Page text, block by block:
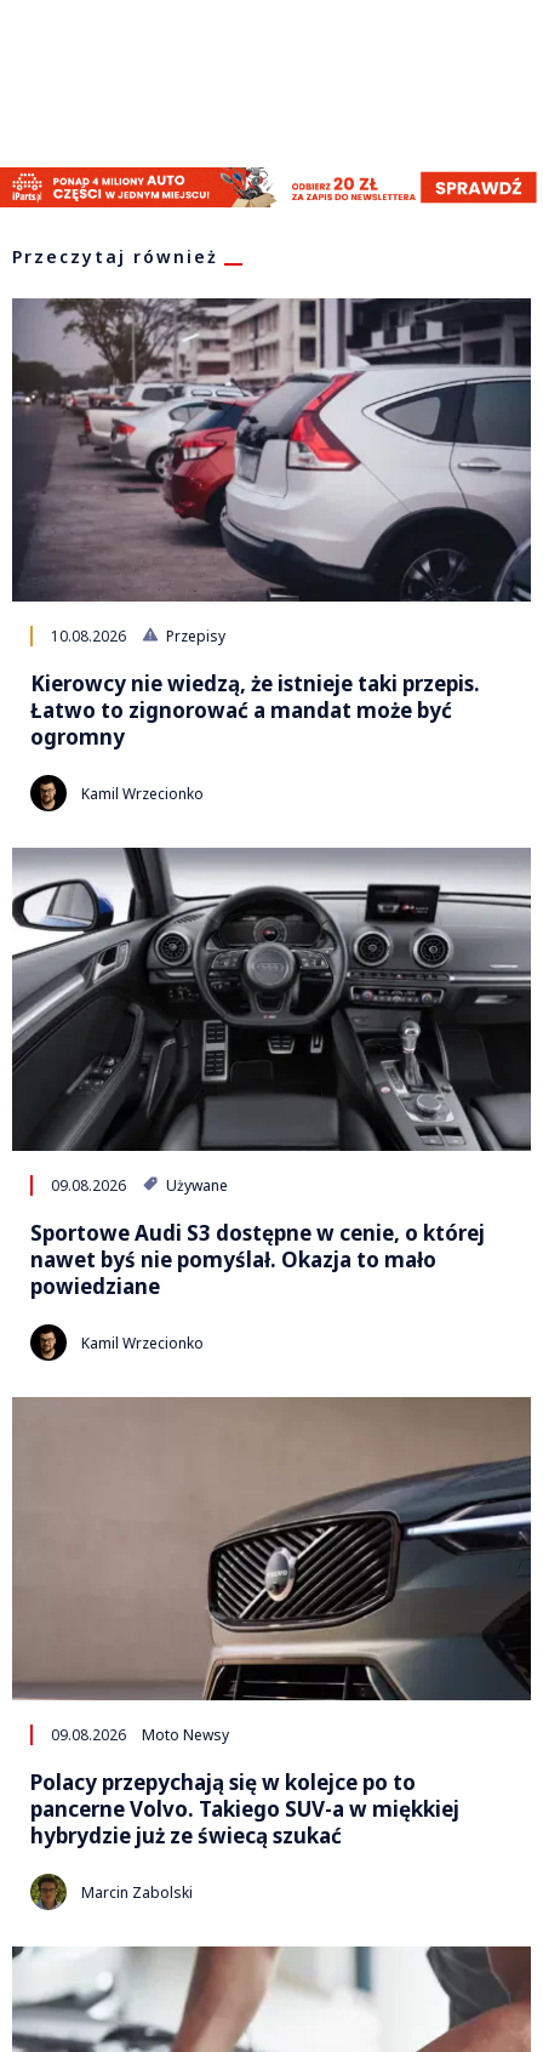
Przeczytaj również
10.08.2026 Przepisy
Kierowcy nie wiedzą, że istnieje taki przepis.
Łatwo to zignorować a mandat może być
ogromny
Kamil Wrzecionko
09.08.2026 Używane
Sportowe Audi S3 dostępne w cenie, o której
nawet byś nie pomyślał. Okazja to mało
powiedziane
Kamil Wrzecionko
09.08.2026 Moto Newsy
Polacy przepychają się w kolejce po to
pancerne Volvo. Takiego SUV-a w miękkiej
hybrydzie już ze świecą szukać
Marcin Zabolski